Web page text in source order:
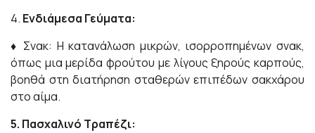
4. Ενδιάμεσα Γεύματα:
♦ Σνακ: Η κατανάλωση μικρών, ισορροπημένων σνακ,
όπως μια μερίδα φρούτου με λίγους ξηρούς καρπούς,
βοηθά στη διατήρηση σταθερών επιπέδων σακχάρου
στο αίμα.
5. Πασχαλινό Τραπέζι: